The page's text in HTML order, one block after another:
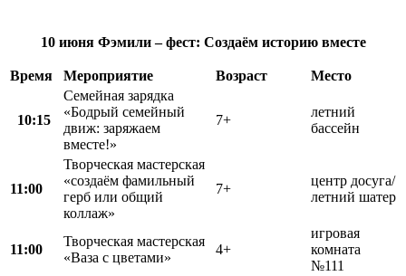
10 июня Фэмили – фест: Создаём историю вместе
Время Мероприятие Возраст Место
10:15
Семейная зарядка
«Бодрый семейный
движ: заряжаем
вместе!»
7+
летний
бассейн
11:00
Творческая мастерская
«создаём фамильный
герб или общий
коллаж»
7+
центр досуга/
летний шатер
11:00
Творческая мастерская
«Ваза с цветами»
4+
игровая
комната
№111